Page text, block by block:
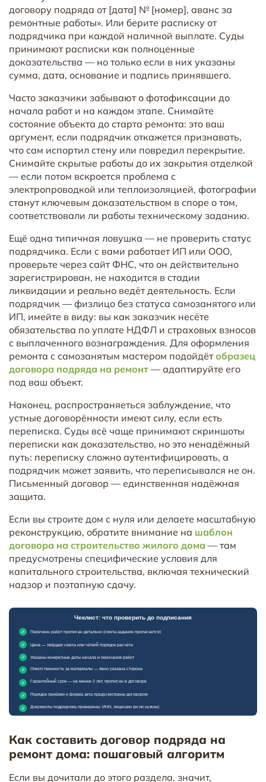
договору подряда от [дата] № [номер], аванс за
ремонтные работы». Или берите расписку от
подрядчика при каждой наличной выплате. Суды
принимают расписки как полноценные
доказательства — но только если в них указаны
сумма, дата, основание и подпись принявшего.
Часто заказчики забывают о фотофиксации до
начала работ и на каждом этапе. Снимайте
состояние объекта до старта ремонта: это ваш
аргумент, если подрядчик откажется признавать,
что сам испортил стену или повредил перекрытие.
Снимайте скрытые работы до их закрытия отделкой
— если потом вскроется проблема с
электропроводкой или теплоизоляцией, фотографии
станут ключевым доказательством в споре о том,
соответствовали ли работы техническому заданию.
Ещё одна типичная ловушка — не проверить статус
подрядчика. Если с вами работает ИП или ООО,
проверьте через сайт ФНС, что он действительно
зарегистрирован, не находится в стадии
ликвидации и реально ведёт деятельность. Если
подрядчик — физлицо без статуса самозанятого или
ИП, имейте в виду: вы как заказчик несёте
обязательства по уплате НДФЛ и страховых взносов
с выплаченного вознаграждения. Для оформления
ремонта с самозанятым мастером подойдётобразец
договора подряда на ремонт — адаптируйте его
под ваш объект.
Наконец, распространяеться заблуждение, что
устные договорённости имеют силу, если есть
переписка. Суды всё чаще принимают скриншоты
переписки как доказательство, но это ненадёжный
путь: переписку сложно аутентифицировать, а
подрядчик может заявить, что переписывался не он.
Письменный договор — единственная надёжная
защита.
Если вы строите дом с нуля или делаете масштабную
реконструкцию, обратите внимание на шаблон
договора на строительство жилого дома — там
предусмотрены специфические условия для
капитального строительства, включая технический
надзор и поэтапную сдачу.
Как составить договор подряда на
ремонт дома: пошаговый алгоритм
Если вы дочитали до этого раздела, значит,